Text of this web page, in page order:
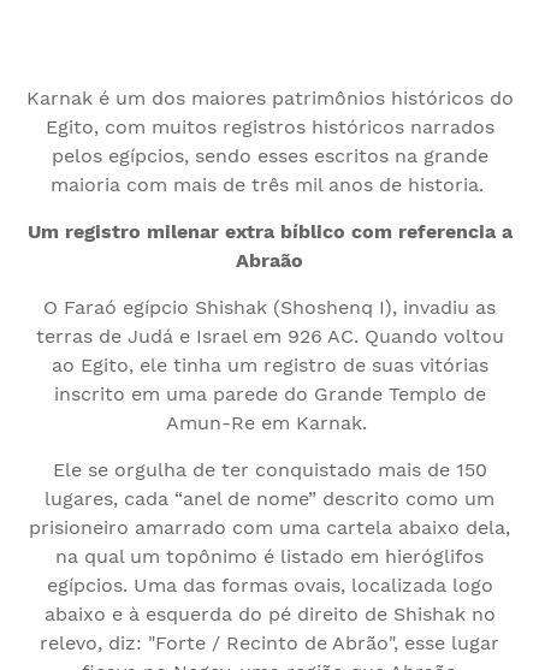
Karnak é um dos maiores patrimônios históricos do
Egito, com muitos registros históricos narrados
pelos egípcios, sendo esses escritos na grande
maioria com mais de três mil anos de historia.
Um registro milenar extra bíblico com referencia a
Abraão
O Faraó egípcio Shishak (Shoshenq I), invadiu as
terras de Judá e Israel em 926 AC. Quando voltou
ao Egito, ele tinha um registro de suas vitórias
inscrito em uma parede do Grande Templo de
Amun-Re em Karnak.
Ele se orgulha de ter conquistado mais de 150
lugares, cada “anel de nome” descrito como um
prisioneiro amarrado com uma cartela abaixo dela,
na qual um topônimo é listado em hieróglifos
egípcios. Uma das formas ovais, localizada logo
abaixo e à esquerda do pé direito de Shishak no
relevo, diz: "Forte / Recinto de Abrão", esse lugar